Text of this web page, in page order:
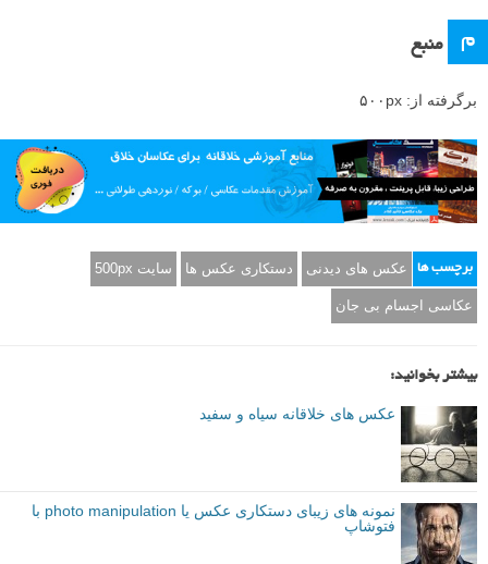
م منبع
برگرفته از: ۵۰۰px
برچسب ها عکس های دیدنی دستکاری عکس ها سایت 500px
عکاسی اجسام بی جان
بیشتر بخوانید:
عکس های خلاقانه سیاه و سفید
نمونه های زیبای دستکاری عکس یا photo manipulation با
فتوشاپ